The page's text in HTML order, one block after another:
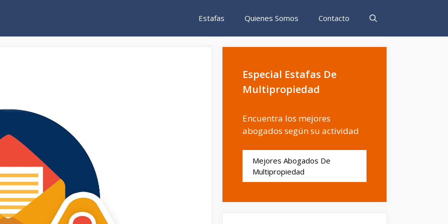
Estafas Quienes Somos Contacto
Especial Estafas De
Multipropiedad
Encuentra los mejores
abogados según su actividad
Mejores Abogados De
Multipropiedad